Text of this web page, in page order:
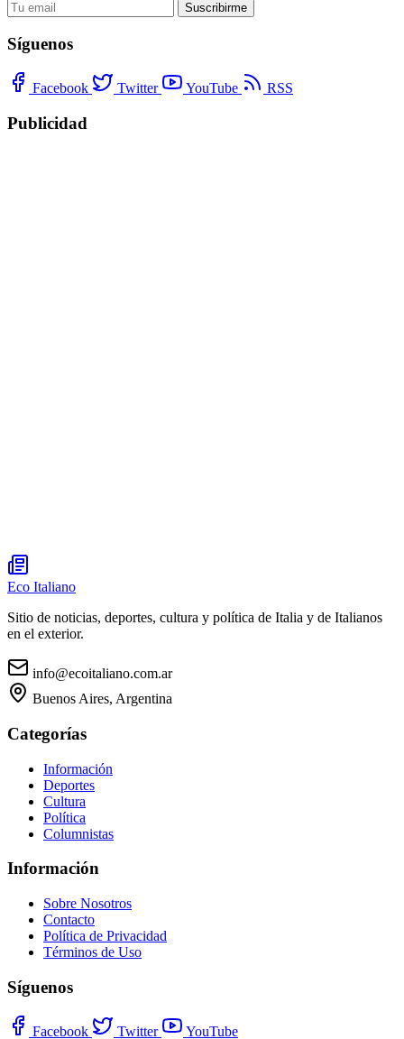
Suscribirme
Síguenos
Facebook Twitter YouTube RSS
Publicidad
Eco Italiano
Sitio de noticias, deportes, cultura y política de Italia y de Italianos
en el exterior.
info@ecoitaliano.com.ar
Buenos Aires, Argentina
Categorías
Información
Deportes
Cultura
Política
Columnistas
Información
Sobre Nosotros
Contacto
Política de Privacidad
Términos de Uso
Síguenos
Facebook Twitter YouTube